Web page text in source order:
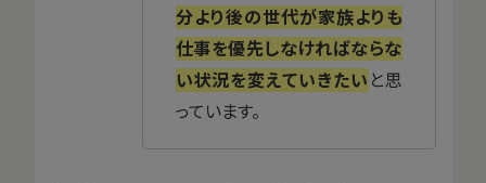
分より後の世代が家族よりも
仕事を優先しなければならな
い状況を変えていきたい と思
っています。